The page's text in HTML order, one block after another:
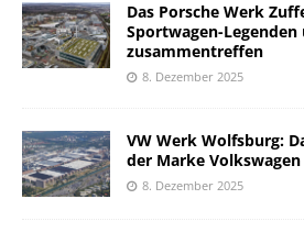
Das Porsche Werk
Sportwagen-
zusammentreffen
8. Dezember 2025
VW Werk Wolfsburg:
der Marke Volkswagen
8. Dezember 2025